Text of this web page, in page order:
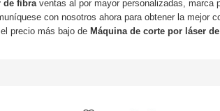
de fibra ventas al por mayor personalizadas, marca
con nosotros ahora para obtener la mejor
precio más bajo deMáquina de corte por láser